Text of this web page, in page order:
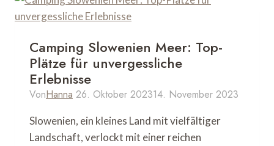
Top
10
Orte
für
Wellenreiter
Camping Slowenien Meer: Top-
Plätze für unvergessliche
Erlebnisse
VonHanna 26. Oktober 202314. November 2023
Slowenien, ein kleines Land mit vielfältiger
Landschaft, verlockt mit einer reichen